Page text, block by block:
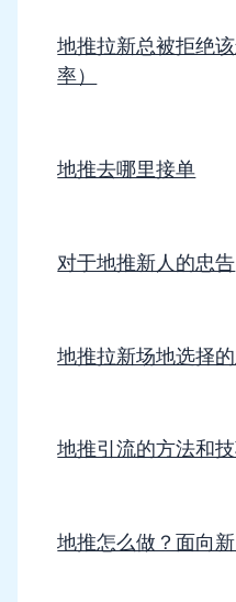
地推拉新总被拒绝
率）
地推去哪里接单
对于地推新人的忠告
地推拉新场地选择
地推引流的方法和
地推怎么做？面向